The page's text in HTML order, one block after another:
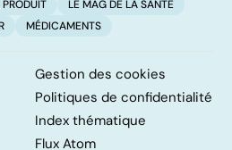
PRODUIT
LE MAG DE LA SANTÉ
MÉDICAMENTS
Gestion des cookies
Politiques de confidentialité
Index thématique
Flux Atom